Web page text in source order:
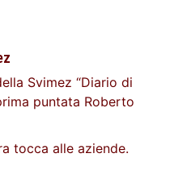
Svimez “Diario di
puntata Roberto
tocca alle aziende.